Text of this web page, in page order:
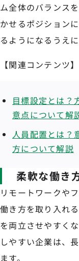
ム全体のバランス
かせるポジション
るようになるうえ
【関連コンテンツ】
目標設定とは？
意点について解
人員配置とは？
方について解説
柔軟な働き
リモートワークや
働き方を取り入れ
を両立させやすく
しやすい企業は、
ます。